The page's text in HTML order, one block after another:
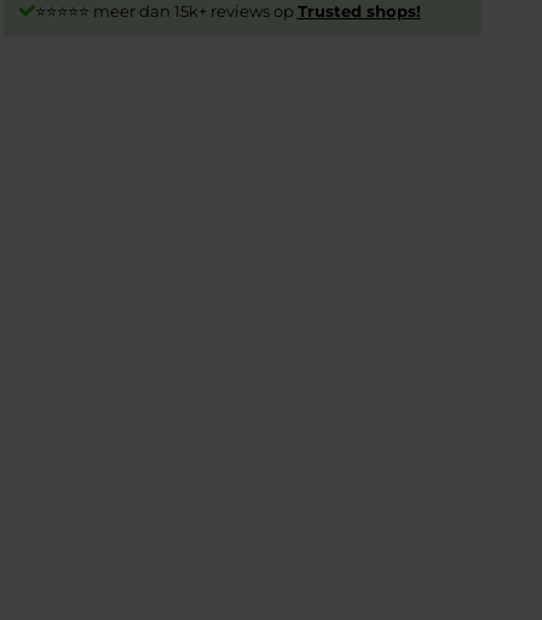
⭐⭐⭐⭐⭐ meer dan 15k+ reviews op Trusted shops!